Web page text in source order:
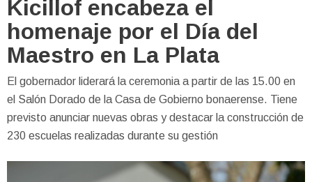
Kicillof encabeza el
homenaje por el Día del
Maestro en La Plata
El gobernador liderará la ceremonia a partir de las 15.00 en
el Salón Dorado de la Casa de Gobierno bonaerense. Tiene
previsto anunciar nuevas obras y destacar la construcción de
230 escuelas realizadas durante su gestión